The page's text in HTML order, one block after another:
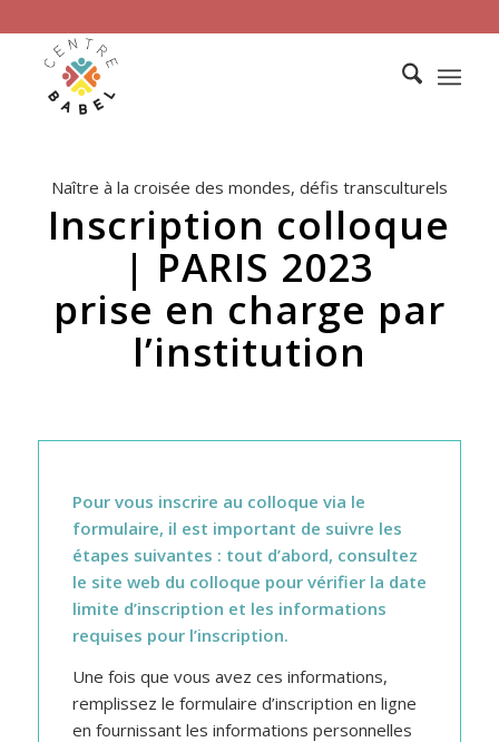
Naître à la croisée des mondes, défis transculturels
Inscription colloque
| PARIS 2023
prise en charge par
l’institution
Pour vous inscrire au colloque via le
formulaire, il est important de suivre les
étapes suivantes : tout d’abord, consultez
le site web du colloque pour vérifier la date
limite d’inscription et les informations
requises pour l’inscription.
Une fois que vous avez ces informations,
remplissez le formulaire d’inscription en ligne
en fournissant les informations personnelles